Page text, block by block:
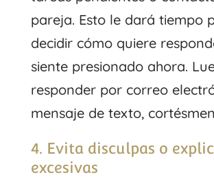
pareja. Esto le dará tiempo
decidir cómo quiere
siente presionado ahora.
responder por correo
mensaje de texto,
4. Evita disculpas o
excesivas